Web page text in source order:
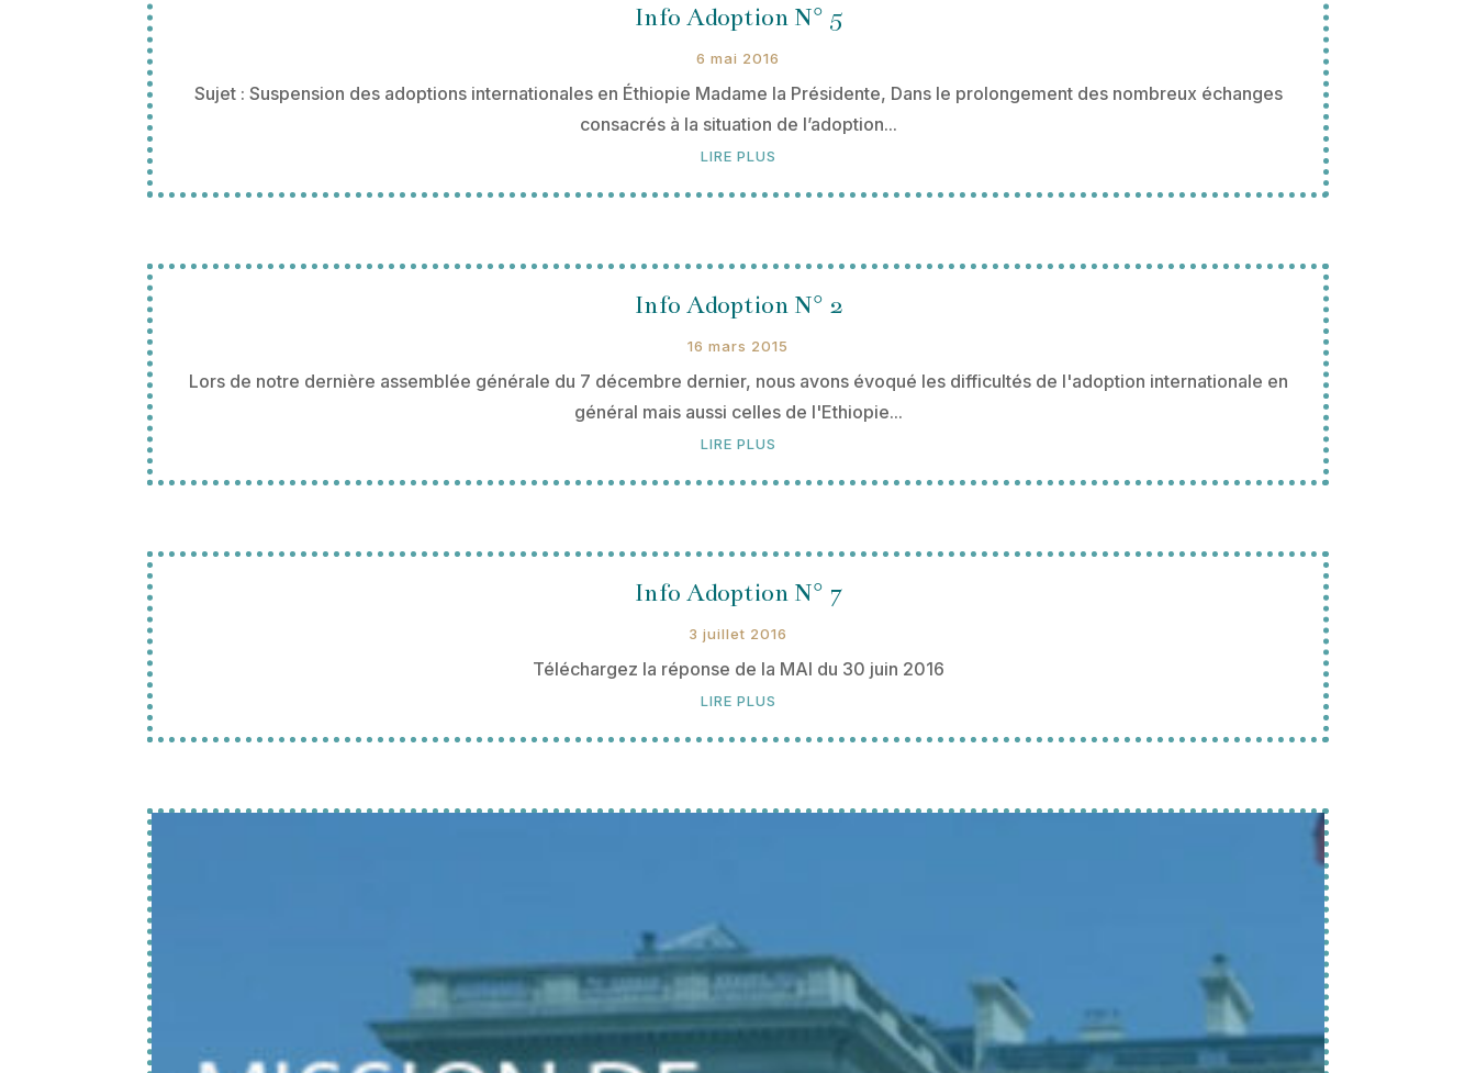
Info Adoption N° 5
6 mai 2016
Sujet : Suspension des adoptions internationales en Éthiopie Madame la Présidente, Dans le prolongement des nombreux échanges
consacrés à la situation de l’adoption...
LIRE PLUS
Info Adoption N° 2
16 mars 2015
Lors de notre dernière assemblée générale du 7 décembre dernier, nous avons évoqué les difficultés de l'adoption internationale en
général mais aussi celles de l'Ethiopie...
LIRE PLUS
Info Adoption N° 7
3 juillet 2016
Téléchargez la réponse de la MAI du 30 juin 2016
LIRE PLUS